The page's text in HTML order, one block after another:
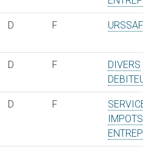
D F
D F
DIVERS
D F
IMPOTS